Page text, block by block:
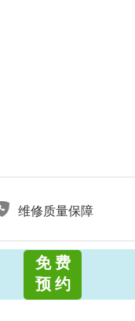
维修质量保障
免 费
预 约